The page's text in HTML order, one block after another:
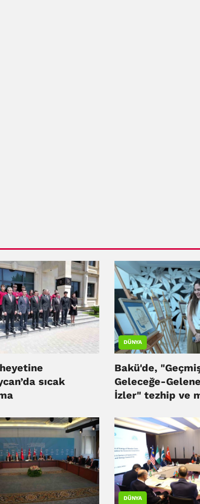
sıcak
DÜNYA
Bakü'de,
Geleceğe-
İzler" tezhip ve
DÜNYA